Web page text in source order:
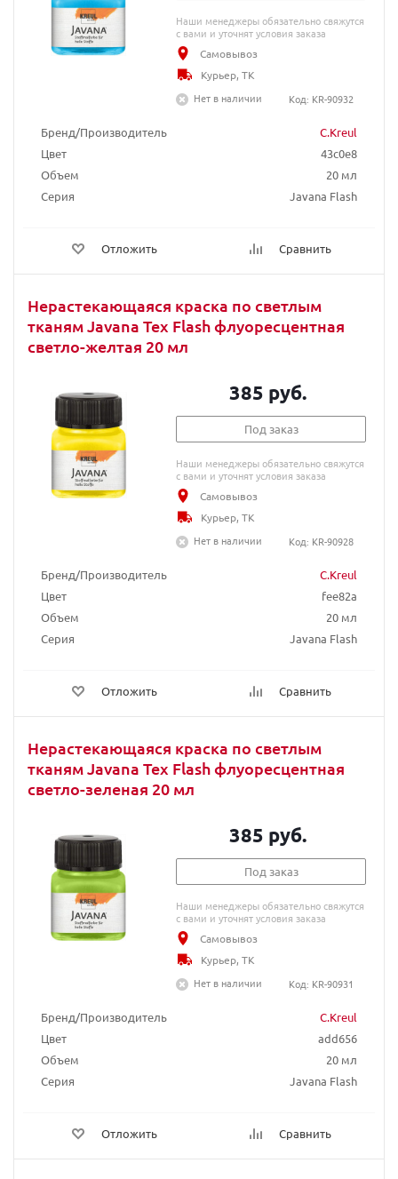
Бренд/Производитель
C.Kreul
Цвет
43c0e8
Объем
20 мл
Серия
Javana Flash
Отложить Сравнить
Наши менеджеры обязательно свяжутся
с вами и уточнят условия заказа
Самовывоз
Курьер, ТК
Нет в наличии
Код: KR-90932
Нерастекающаяся краска по светлым
тканям Javana Tex Flash флуоресцентная
светло-желтая 20 мл
Бренд/Производитель
C.Kreul
Цвет
fee82a
Объем
20 мл
Серия
Javana Flash
Отложить Сравнить
385 руб.
Под заказ
Наши менеджеры обязательно свяжутся
с вами и уточнят условия заказа
Самовывоз
Курьер, ТК
Нет в наличии
Код: KR-90928
Нерастекающаяся краска по светлым
тканям Javana Tex Flash флуоресцентная
светло-зеленая 20 мл
Бренд/Производитель
C.Kreul
Цвет
add656
Объем
20 мл
Серия
Javana Flash
Отложить Сравнить
385 руб.
Под заказ
Наши менеджеры обязательно свяжутся
с вами и уточнят условия заказа
Самовывоз
Курьер, ТК
Нет в наличии
Код: KR-90931